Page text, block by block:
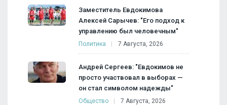
Заместитель Евдокимова
Алексей Сарычев: "Его подход к
управлению был человечным"
Политика 7 Августа, 2026
Андрей Сергеев: "Евдокимов не
просто участвовал в выборах —
он стал символом надежды"
Общество 7 Августа, 2026